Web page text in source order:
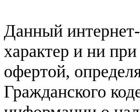
Данный
характер и ни
офертой,
Гражданского